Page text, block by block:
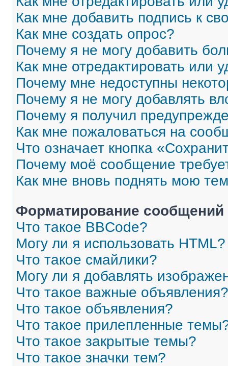
Как мне добавить подпись к
Как мне создать опрос?
Почему я не могу добавить
Как мне отредактировать или
Почему мне недоступны
Почему я не могу добавлять
Почему я получил
Как мне пожаловаться на
Что означает кнопка
Почему моё сообщение
Как мне вновь поднять мою
Форматирование
Что такое BBCode?
Могу ли я использовать HTML?
Что такое смайлики?
Могу ли я добавлять
Что такое важные объявления?
Что такое объявления?
Что такое прилепленные
Что такое закрытые темы?
Что такое значки тем?